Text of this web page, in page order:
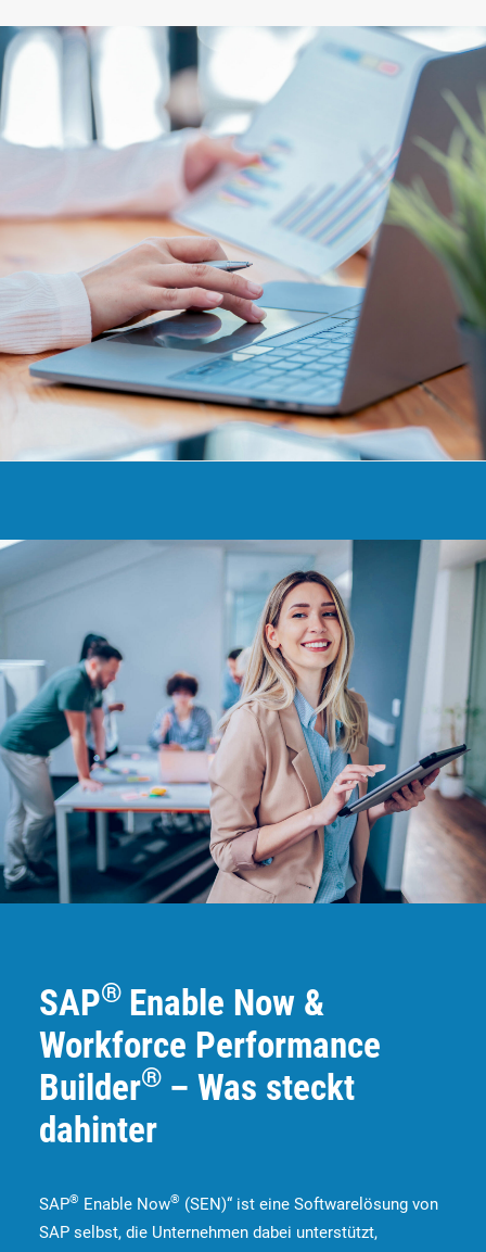
SAP® Enable Now &
Workforce Performance
Builder® – Was steckt
dahinter
SAP® Enable Now® (SEN)“ ist eine Softwarelösung von
SAP selbst, die Unternehmen dabei unterstützt,